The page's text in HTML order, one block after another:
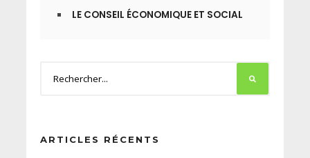
LE CONSEIL ÉCONOMIQUE ET SOCIAL
ARTICLES RÉCENTS